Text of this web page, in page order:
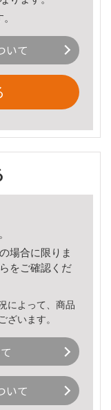
いて
場合に限りま
をご確認くだ
によって、商品
ざいます。
いて